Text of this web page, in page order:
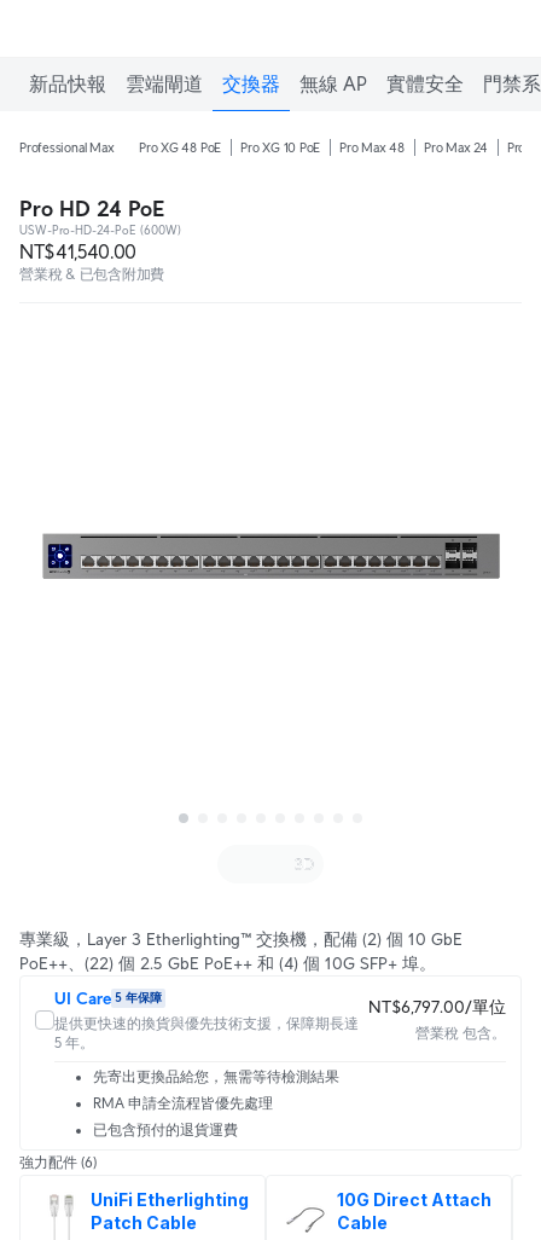
新品快報 雲端閘道 交換器 無線 AP 實體安全 門禁
Professional Max Pro XG 48 PoE Pro XG 10 PoE Pro Max 48 Pro Max 24 Pro
Pro HD 24 PoE
USW-Pro-HD-24-PoE (600W)
NT$41,540.00
營業稅 & 已包含附加費
專業級，Layer 3 Etherlighting™ 交換機，配備 (2) 個 10 GbE
PoE++、(22) 個 2.5 GbE PoE++ 和 (4) 個 10G SFP+ 埠。
UI Care 5 年保障
提供更快速的換貨與優先技術支援，保障期長達
5 年。
NT$6,797.00/單位
營業稅 包含。
先寄出更換品給您，無需等待檢測結果
RMA 申請全流程皆優先處理
已包含預付的退貨運費
強力配件 (6)
UniFi Etherlighting
Patch Cable
10G Direct Attach
Cable